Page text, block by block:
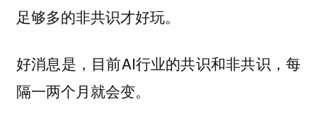
足够多的非共识才好玩。
好消息是，目前AI行业的共识和非共识，每
隔一两个月就会变。